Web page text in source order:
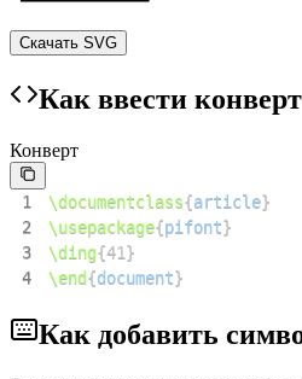
Скачать SVG
Как ввести
Конверт
1 \documentclass{article}
2
\usepackage{pifont}
3
\ding{41}
4
\end{document}
Как добавить